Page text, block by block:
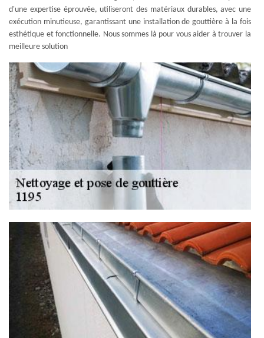
d'une expertise éprouvée, utiliseront des matériaux durables, avec une
exécution minutieuse, garantissant une installation de gouttière à la fois
esthétique et fonctionnelle. Nous sommes là pour vous aider à trouver la
meilleure solution